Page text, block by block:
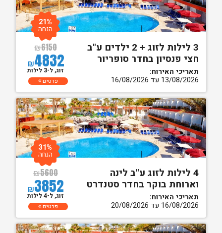
3 לילות לזוג + 2 ילדים ע"ב
חצי פנסיון בחדר סופריור
תאריכי האירוח:
13/08/2026 עד 16/08/2026
₪6150
₪4832
21%
הנחה
זוג, ל-3 לילות
פרטים
4 לילות לזוג ע"ב לינה
וארוחת בוקר בחדר סטנדרט
תאריכי האירוח:
16/08/2026 עד 20/08/2026
₪5600
₪3852
31%
הנחה
זוג, ל-4 לילות
פרטים